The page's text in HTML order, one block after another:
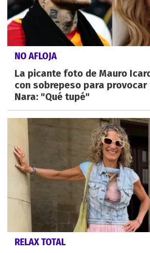
NO AFLOJA
La picante foto de Mauro
con sobrepeso para provocar
Nara: "Qué tupé"
RELAX TOTAL